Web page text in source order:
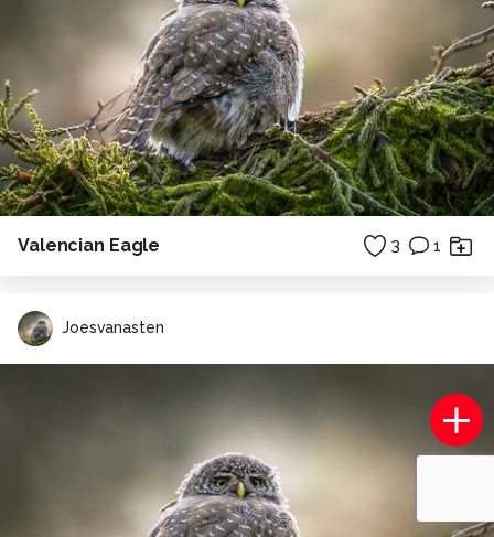
Valencian Eagle 3 1
Joesvanasten